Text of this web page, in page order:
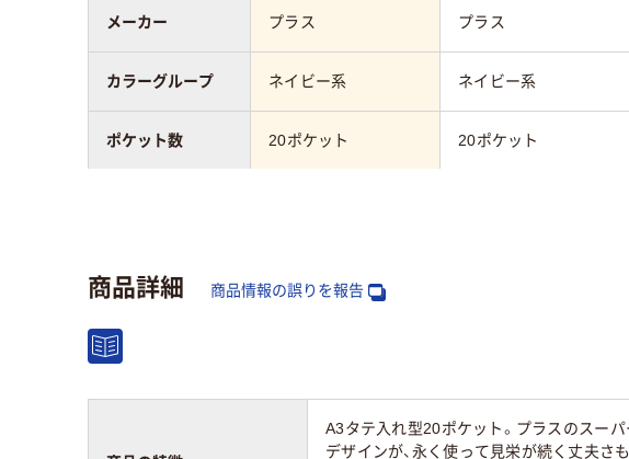
プラス プラス
ネイビー系 ネイビー系
20ポケット 20ポケット
メーカー
カラーグループ
ポケット数
商品詳細 商品情報の誤りを報告
A3タテ入れ型20ポケット。プラスのスー
デザインが、永く使って見栄が続く丈夫さ